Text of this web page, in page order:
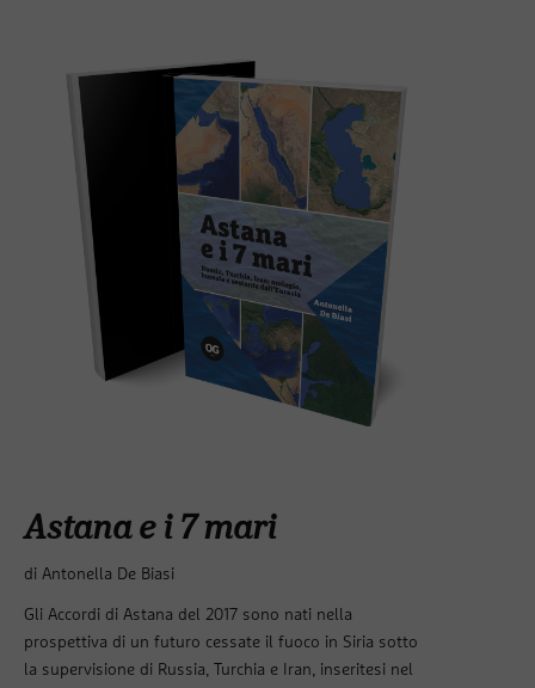
Astana e i 7 mari
di Antonella De Biasi
Gli Accordi di Astana del 2017 sono nati nella
prospettiva di un futuro cessate il fuoco in Siria sotto
la supervisione di Russia, Turchia e Iran, inseritesi nel